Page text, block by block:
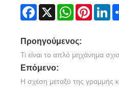
Facebook
X WhatsApp
Προηγούμενος:
Τι είναι το απλό μηχάνημα
Επόμενο:
Η σχέση μεταξύ της γραμμής